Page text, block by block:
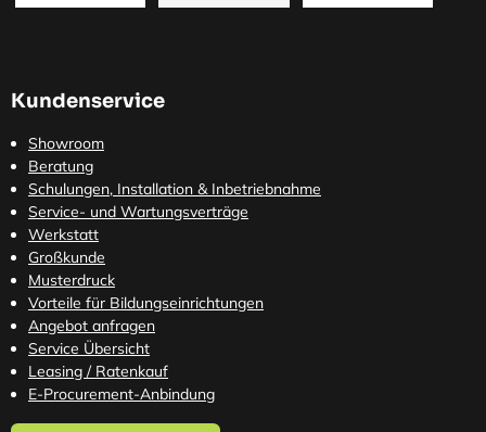
Kundenservice
Showroom
Beratung
Schulungen, Installation & Inbetriebnahme
Service- und Wartungsverträge
Werkstatt
Großkunde
Musterdruck
Vorteile für Bildungseinrichtungen
Angebot anfragen
Service Übersicht
Leasing / Ratenkauf
E-Procurement-Anbindung